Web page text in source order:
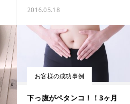
2016.05.18
お客様の成功事例
下っ腹がペタンコ！！3ヶ月